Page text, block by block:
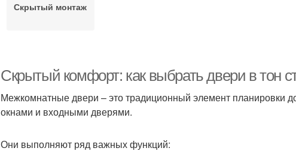
Скрытый монтаж
Скрытый комфорт: как выбрать двери в тон
Межкомнатные двери – это традиционный элемент планировки
окнами и входными дверями.
Они выполняют ряд важных функций: